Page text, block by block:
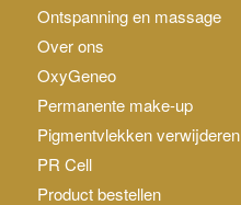
Ontspanning en massage
Over ons
OxyGeneo
Permanente make-up
Pigmentvlekken verwijderen
PR Cell
Product bestellen